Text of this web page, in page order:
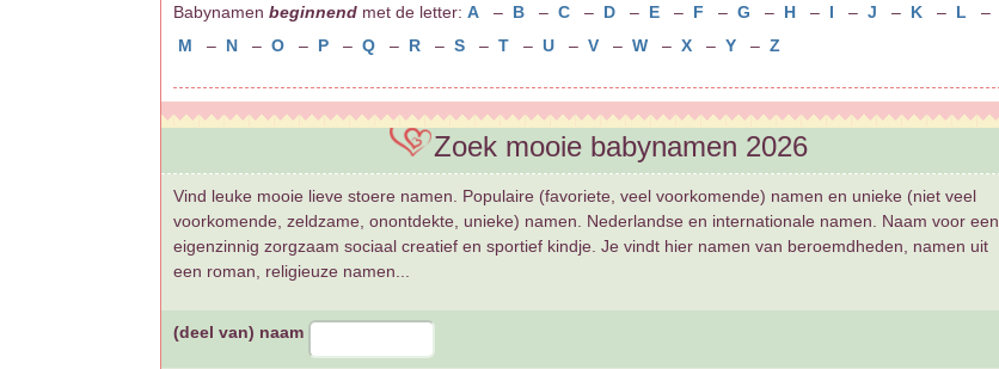
Babynamen beginnend met de letter: A – B – C – D – E – F – G – H – I – J – K – L
–
M
– N – O – P – Q – R – S – T – U – V – W – X – Y – Z
Zoek mooie babynamen 2026
Vind leuke mooie lieve stoere namen. Populaire (favoriete, veel voorkomende) namen en unieke (niet veel
voorkomende, zeldzame, onontdekte, unieke) namen. Nederlandse en internationale namen. Naam voor een
eigenzinnig zorgzaam sociaal creatief en sportief kindje. Je vindt hier namen van beroemdheden, namen uit
een roman, religieuze namen...
(deel van) naam